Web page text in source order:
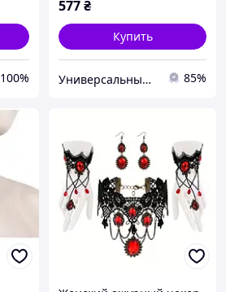
100%
577₴
Купить
Универсальный Интернет-магазин POPULAR 85%